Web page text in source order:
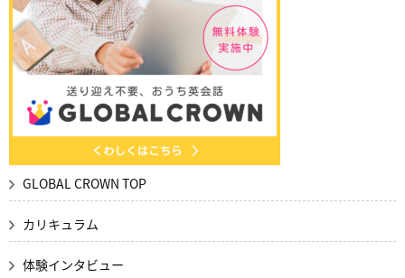
GLOBAL CROWN TOP
カリキュラム
体験インタビュー